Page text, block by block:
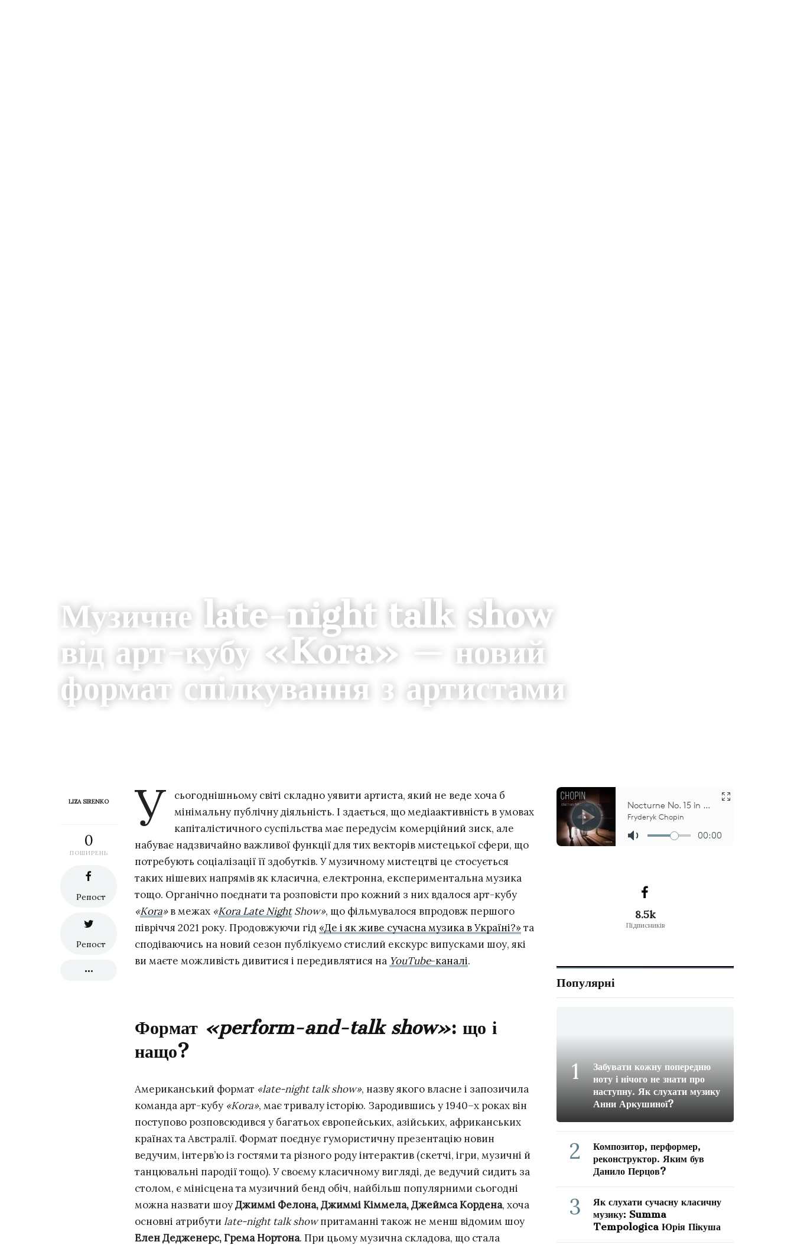
Музичне late-night talk show
від арт-кубу «Kora» — новий
формат спілкування з артистами
У
сьогоднішньому світі складно уявити артиста, який не веде хоча б
мінімальну публічну діяльність. І здається, що медіаактивність в умовах
капіталістичного суспільства має передусім комерційний зиск, але
набуває надзвичайно важливої функції для тих векторів мистецької сфери, що
потребують соціалізації її здобутків. У музичному мистецтві це стосується
таких нішевих напрямів як класична, електронна, експериментальна музика
тощо. Органічно поєднати та розповісти про кожний з них вдалося арт-кубу
«Kora»в межах «Kora Late NightShow», що фільмувалося впродовж першого
півріччя 2021 року. Продовжуючи гід «Де і як живе сучасна музика в Україні?»та
сподіваючись на новий сезон публікуємо стислий екскурс випусками шоу, які
ви маєте можливість дивитися і передивлятися на YouTube-каналі.
Формат «perform-and-talk show»: що і
нащо?
Американський формат «late-night talk show», назву якого власне і запозичила
команда арт-кубу «Kora», має тривалу історію. Зародившись у 1940–х роках він
поступово розповсюдився у багатьох європейських, азійських, африканських
країнах та Австралії. Формат поєднує гумористичну презентацію новин
ведучим, інтерв’ю із гостями та різного роду інтерактив (скетчі, ігри, музичні й
танцювальні пародії тощо). У своєму класичному вигляді, де ведучий сидить за
столом, є мінісцена та музичний бенд обіч, найбільш популярними сьогодні
можна назвати шоуДжиммі Фелона, Джиммі Кіммела, Джеймса Кордена, хоча
основні атрибути late-night talk showпритаманні також не менш відомим шоу
Елен Дедженерс, Грема Нортона. При цьому музична складова, що стала
LIZA SIRENKO
0
ПОШИРЕНЬ
Репост
Репост
8.5k
Підписників
Популярні
1
Забувати кожну попередню
ноту і нічого не знати про
наступну. Як слухати музику
Анни Аркушиної?
2
Композитор, перформер,
реконструктор. Яким був
Данило Перцов?
3
Як слухати сучасну класичну
музику: Summa
Tempologica Юрія Пікуша